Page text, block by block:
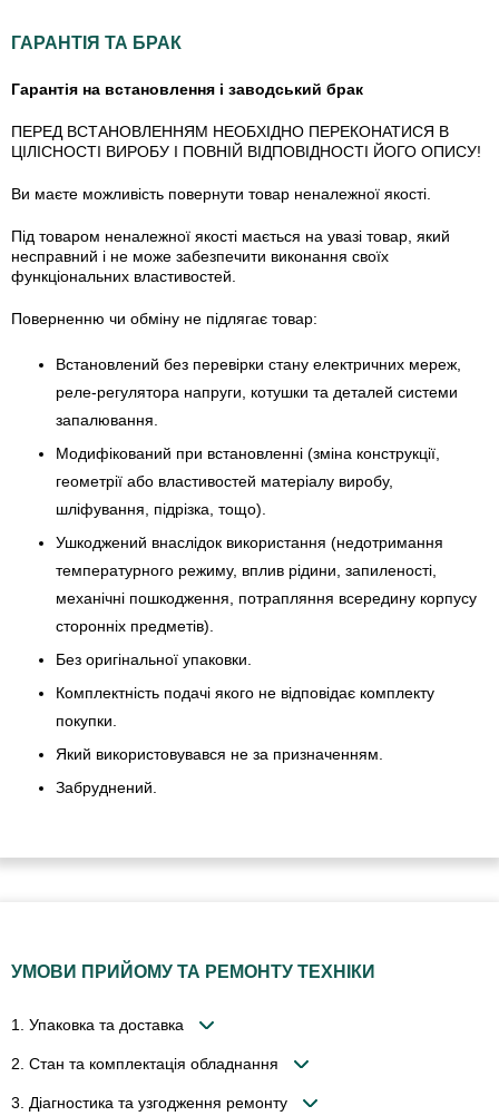
ГАРАНТІЯ ТА БРАК
Гарантія на встановлення і заводський брак
ПЕРЕД ВСТАНОВЛЕННЯМ НЕОБХІДНО ПЕРЕКОНАТИСЯ В
ЦІЛІСНОСТІ ВИРОБУ І ПОВНІЙ ВІДПОВІДНОСТІ ЙОГО ОПИСУ!
Ви маєте можливість повернути товар неналежної якості.
Під товаром неналежної якості мається на увазі товар, який
несправний і не може забезпечити виконання своїх
функціональних властивостей.
Поверненню чи обміну не підлягає товар:
Встановлений без перевірки стану електричних мереж,
реле-регулято­ра напруги, котушки та деталей системи
запалювання.
Модифікований при встановленні (зміна конструкції,
геометрії або властивостей матеріалу виробу,
шліфування, підрізка, тощо).
Ушкоджений внаслідок використання (недотримання
температурного режиму, вплив рідини, запиленості,
механічні пошкодження, потрапляння всередину корпусу
сторонніх предметів).
Без оригінальної упаковки.
Комплектність подачі якого не відповідає комплекту
покупки.
Який використовувався не за призначенням.
Забруднений.
УМОВИ ПРИЙОМУ ТА РЕМОНТУ ТЕХНІКИ
1. Упаковка та доставка
2. Стан та комплектація обладнання
3. Діагностика та узгодження ремонту